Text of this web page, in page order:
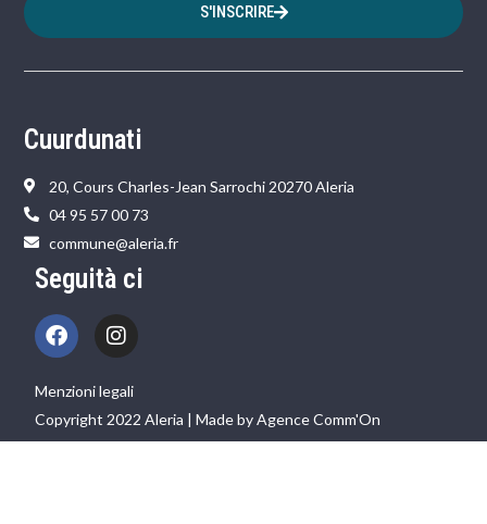
S'INSCRIRE
Cuurdunati
20, Cours Charles-Jean Sarrochi 20270 Aleria
04 95 57 00 73
commune@aleria.fr
Seguità ci
Menzioni legali
Copyright 2022 Aleria | Made by Agence Comm'On